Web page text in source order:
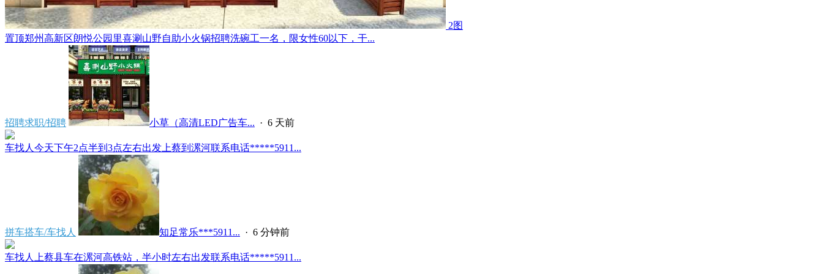
2图
置顶郑州高新区朗悦公园里喜涮山野自助小火锅招聘洗碗工一名，限女性60以下，干...
招聘求职/招聘 小草（高清LED广告车... · 6 天前
车找人今天下午2点半到3点左右出发上蔡到漯河联系电话*****5911...
拼车搭车/车找人 知足常乐***5911... · 6 分钟前
车找人上蔡县车在漯河高铁站，半小时左右出发联系电话*****5911...